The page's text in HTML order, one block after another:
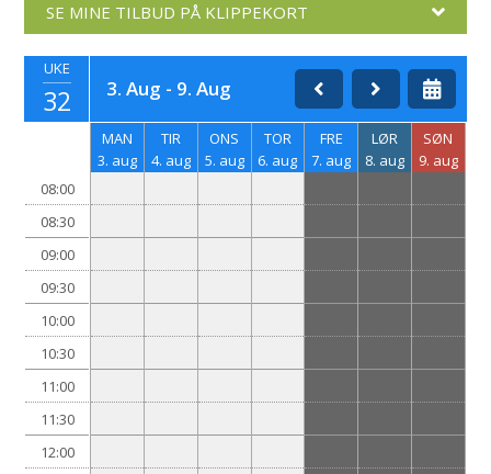
SE MINE TILBUD PÅ KLIPPEKORT
UKE
32 3. Aug - 9. Aug
08:00
08:30
09:00
09:30
10:00
10:30
11:00
11:30
12:00
MAN
3. aug
TIR
4. aug
ONS
5. aug
TOR
6. aug
FRE
7. aug
LØR
8. aug
SØN
9. aug